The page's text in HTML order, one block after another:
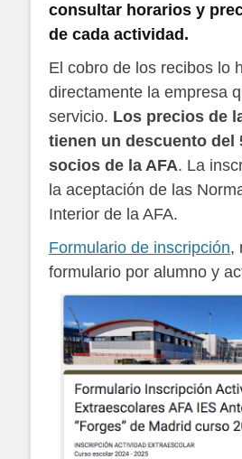
consultar horarios y
de cada actividad.
El cobro de los recibos lo
directamente la empresa
servicio. Los precios de
tienen un descuento del
socios de la AFA. La
la aceptación de las
Interior de la AFA.
Formulario de inscripción,
formulario por alumno y